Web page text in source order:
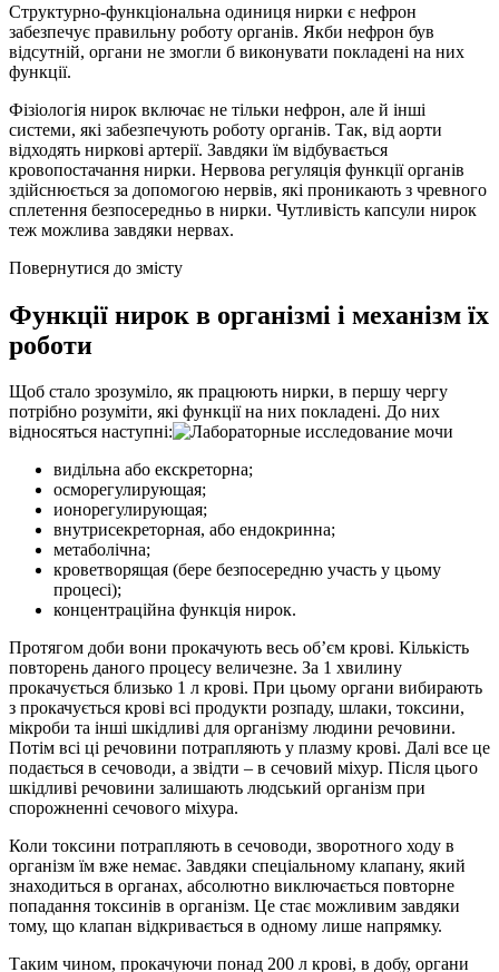
Структурно-функціональна одиниця нирки є нефрон
забезпечує правильну роботу органів. Якби нефрон був
відсутній, органи не змогли б виконувати покладені на них
функції.
Фізіологія нирок включає не тільки нефрон, але й інші
системи, які забезпечують роботу органів. Так, від аорти
відходять ниркові артерії. Завдяки їм відбувається
кровопостачання нирки. Нервова регуляція функції органів
здійснюється за допомогою нервів, які проникають з чревного
сплетення безпосередньо в нирки. Чутливість капсули нирок
теж можлива завдяки нервах.
Повернутися до змісту
Функції нирок в організмі і механізм їх
роботи
Щоб стало зрозуміло, як працюють нирки, в першу чергу
потрібно розуміти, які функції на них покладені. До них
відносяться наступні:
видільна або екскреторна;
осморегулирующая;
ионорегулирующая;
внутрисекреторная, або ендокринна;
метаболічна;
кроветворящая (бере безпосередню участь у цьому
процесі);
концентраційна функція нирок.
Протягом доби вони прокачують весь об’єм крові. Кількість
повторень даного процесу величезне. За 1 хвилину
прокачується близько 1 л крові. При цьому органи вибирають
з прокачується крові всі продукти розпаду, шлаки, токсини,
мікроби та інші шкідливі для організму людини речовини.
Потім всі ці речовини потрапляють у плазму крові. Далі все це
подається в сечоводи, а звідти – в сечовий міхур. Після цього
шкідливі речовини залишають людський організм при
спорожненні сечового міхура.
Коли токсини потрапляють в сечоводи, зворотного ходу в
організм їм вже немає. Завдяки спеціальному клапану, який
знаходиться в органах, абсолютно виключається повторне
попадання токсинів в організм. Це стає можливим завдяки
тому, що клапан відкривається в одному лише напрямку.
Таким чином, прокачуючи понад 200 л крові, в добу, органи